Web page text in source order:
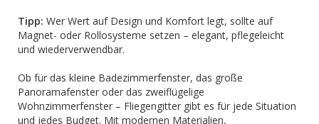
Tipp: Wer Wert auf Design und Komfort legt, sollte auf
Magnet- oder Rollosysteme setzen – elegant, pflegeleicht
und wiederverwendbar.
Ob für das kleine Badezimmerfenster, das große
Panoramafenster oder das zweiflügelige
Wohnzimmerfenster – Fliegengitter gibt es für jede Situation
und jedes Budget. Mit modernen Materialien,